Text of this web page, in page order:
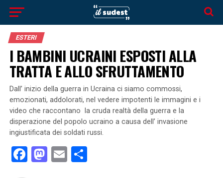
ESTERI
I BAMBINI UCRAINI ESPOSTI ALLA
TRATTA E ALLO SFRUTTAMENTO
Dall’ inizio della guerra in Ucraina ci siamo commossi,
emozionati, addolorati, nel vedere impotenti le immagini e i
video che raccontano la cruda realtà della guerra e la
disperazione del popolo ucraino a causa dell’ invasione
ingiustificata dei soldati russi.
Facebook
Mastodon
EmailCondividi